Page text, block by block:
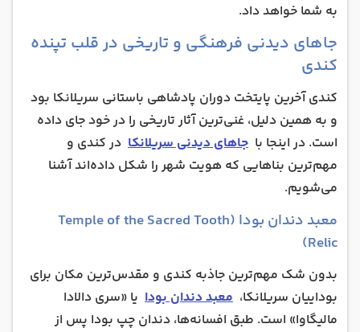
به شما خواهد داد.
جاهای دیدنی فرهنگی و تاریخی در قلب تپنده
کندی
کندی آخرین پایتخت دوران پادشاهی باستانی سریلانکا بود
و به همین دلیل، غنی‌ترین آثار تاریخی را در خود جای داده
است. در اینجا با جاهای دیدنی سریلانکا در کندی و
مهم‌ترین بناهایی که هویت شهر را شکل داده‌اند آشنا
می‌شویم.
معبد دندان بودا (Temple of the Sacred Tooth
Relic)
بدون شک مهم‌ترین جاذبه کندی و مقدس‌ترین مکان برای
بوداییان سریلانکا، معبد دندان بودا یا «سری دالادا
مالیگاوا» است. طبق افسانه‌ها، دندان چپ بودا پس از